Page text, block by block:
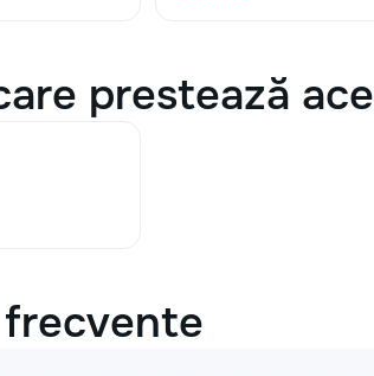
prestează